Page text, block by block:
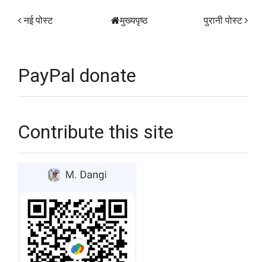
नई पोस्ट पुरानी पोस्ट
मुख्यपृष्ठ
PayPal donate
Contribute this site